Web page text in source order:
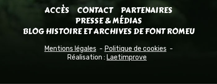
ACCÈS CONTACT
PARTENAIRES
PRESSE & MÉDIAS
BLOG HISTOIRE ET ARCHIVES DE FONT ROMEU
Mentions légales
Politique de cookies
Réalisation : Laetimprove